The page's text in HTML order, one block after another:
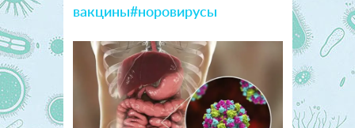
вакцины#норовирусы